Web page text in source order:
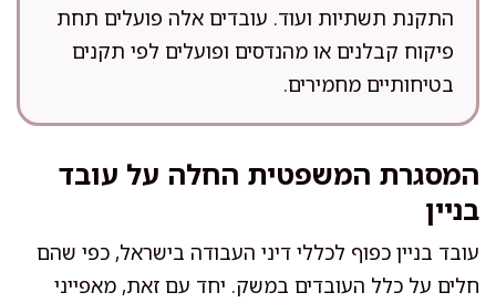
התקנת תשתיות ועוד. עובדים אלה פועלים תחת
פיקוח קבלנים או מהנדסים ופועלים לפי תקנים
בטיחותיים מחמירים.
המסגרת המשפטית החלה על עובד
בניין
עובד בניין כפוף לכללי דיני העבודה בישראל, כפי שהם
חלים על כלל העובדים במשק. יחד עם זאת, מאפייני